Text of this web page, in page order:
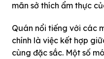
mãn sở thích ẩm thực
Quán nổi tiếng với các
chính là việc kết hợp
cùng đặc sắc. Một số